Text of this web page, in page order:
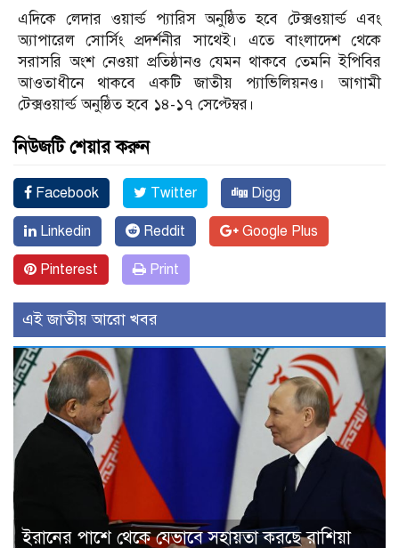
এদিকে লেদার ওয়ার্ল্ড প্যারিস অনুষ্ঠিত হবে টেক্সওয়ার্ল্ড এবং
অ্যাপারেল সোর্সিং প্রদর্শনীর সাথেই। এতে বাংলাদেশ থেকে
সরাসরি অংশ নেওয়া প্রতিষ্ঠানও যেমন থাকবে তেমনি ইপিবির
আওতাধীনে থাকবে একটি জাতীয় প্যাভিলিয়নও। আগামী
টেক্সওয়ার্ল্ড অনুষ্ঠিত হবে ১৪-১৭ সেপ্টেম্বর।
নিউজটি শেয়ার করুন
Facebook Twitter Digg
Linkedin Reddit Google Plus
Pinterest Print
এই জাতীয় আরো খবর
ইরানের পাশে থেকে যেভাবে সহায়তা করছে রাশিয়া